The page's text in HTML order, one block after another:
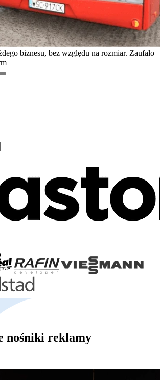
biznesu, bez względu na rozmiar. Zaufało
nośniki reklamy